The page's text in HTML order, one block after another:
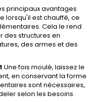
principaux avantages
lorsqu'il est chauffé, ce
Cela le rend
des structures en
des armes et des
Une fois moulé, laissez le
en conservant la forme
sont nécessaires,
selon les besoins.